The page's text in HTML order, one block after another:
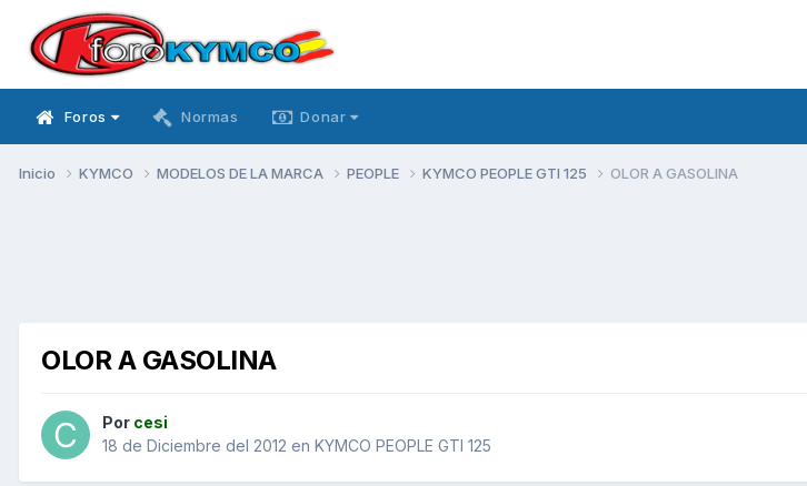
Foros Normas Donar
Inicio KYMCO MODELOS DE LA MARCA PEOPLE KYMCO PEOPLE GTI 125 OLOR A GASOLINA
OLOR A GASOLINA
Por cesi
18 de Diciembre del 2012 en KYMCO PEOPLE GTI 125